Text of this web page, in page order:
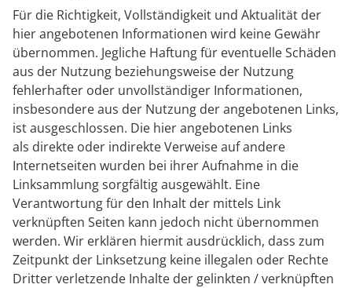
Für die Richtigkeit, Vollständigkeit und Aktualität der
hier angebotenen Informationen wird keine Gewähr
übernommen. Jegliche Haftung für eventuelle Schäden
aus der Nutzung beziehungsweise der Nutzung
fehlerhafter oder unvollständiger Informationen,
insbesondere aus der Nutzung der angebotenen Links,
ist ausgeschlossen. Die hier angebotenen Links
als direkte oder indirekte Verweise auf andere
Internetseiten wurden bei ihrer Aufnahme in die
Linksammlung sorgfältig ausgewählt. Eine
Verantwortung für den Inhalt der mittels Link
verknüpften Seiten kann jedoch nicht übernommen
werden. Wir erklären hiermit ausdrücklich, dass zum
Zeitpunkt der Linksetzung keine illegalen oder Rechte
Dritter verletzende Inhalte der gelinkten / verknüpften